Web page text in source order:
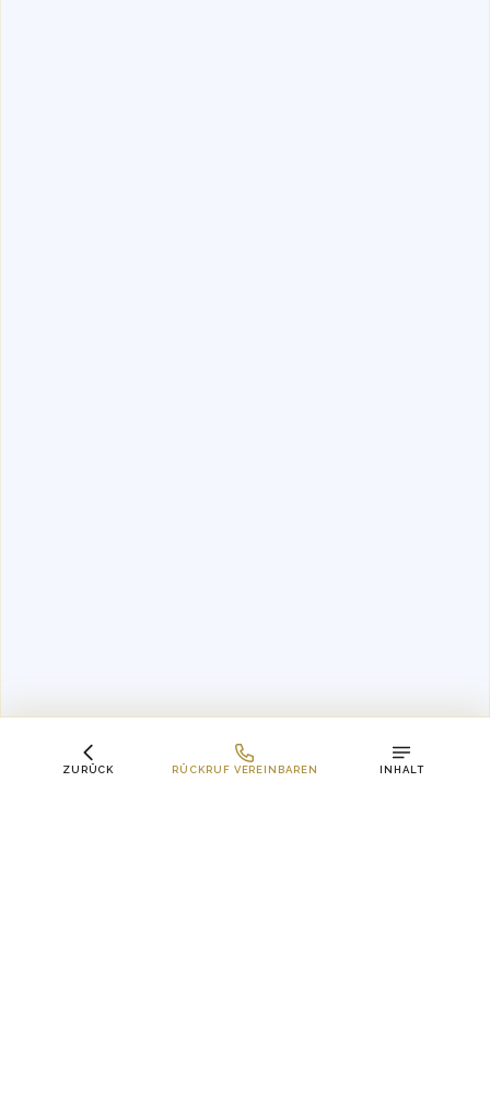
ZURÜCK RÜCKRUF VEREINBAREN INHALT